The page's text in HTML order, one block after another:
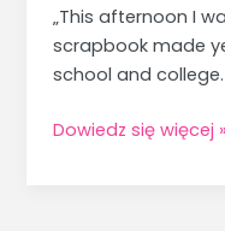
„This afternoon I
scrapbook made
school and college.
Dowiedz się więcej »